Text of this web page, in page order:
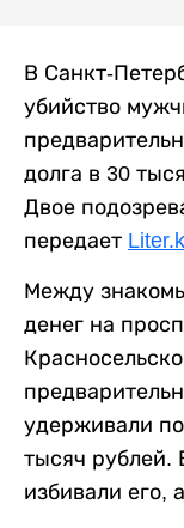
В Санкт-
убийство
долга в 30
Двое
передает
Между
денег на
удерживали
тысяч рублей.
избивали его,